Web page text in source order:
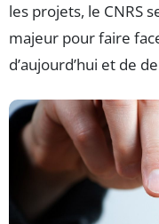
les projets, le CNRS
majeur pour faire
d’aujourd’hui et de